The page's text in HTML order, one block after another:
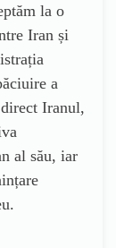
la o
Iran și
a
Iranul,
al său, iar